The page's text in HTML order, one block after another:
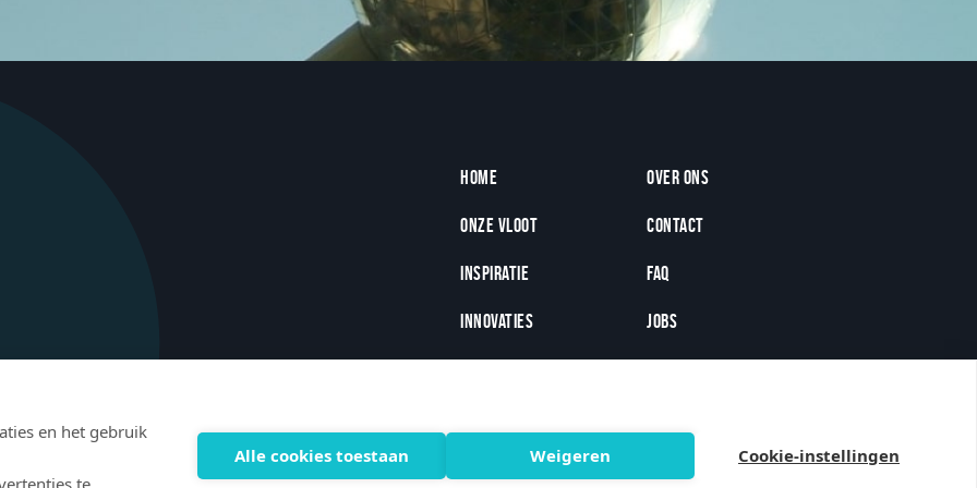
Footer
Home
Onze vloot
Inspiratie
Innovaties
Over ons
Contact
FAQ
Jobs
en het gebruik
te
Alle cookies toestaan Weigeren Cookie-instellingen